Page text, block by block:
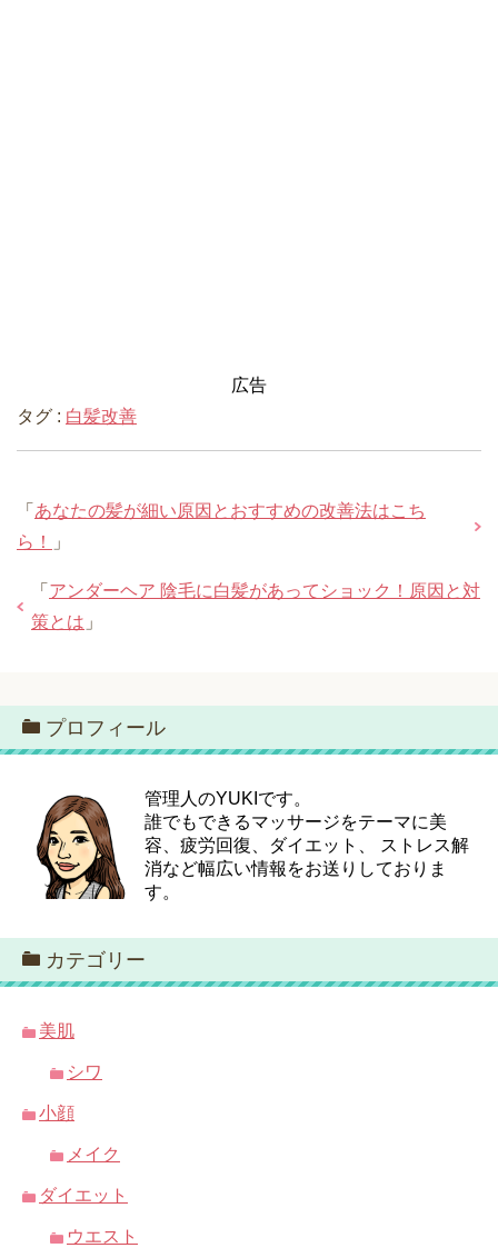
広告
タグ : 白髪改善
「 あなたの髪が細い原因とおすすめの改善法はこち
ら！
」
「 アンダーヘア 陰毛に白髪があってショック！原因と対
策とは 」
プロフィール
管理人のYUKIです。
誰でもできるマッサージをテーマに美
容、疲労回復、ダイエット、 ストレス解
消など幅広い情報をお送りしておりま
す。
カテゴリー
美肌
シワ
小顔
メイク
ダイエット
ウエスト